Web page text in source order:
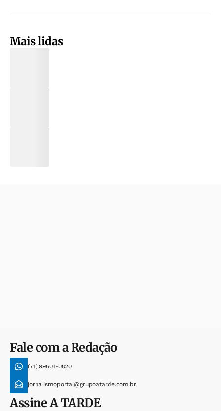
Mais lidas
Fale com a Redação
(71) 99601-0020
jornalismoportal@grupoatarde.com.br
AssineA TARDE